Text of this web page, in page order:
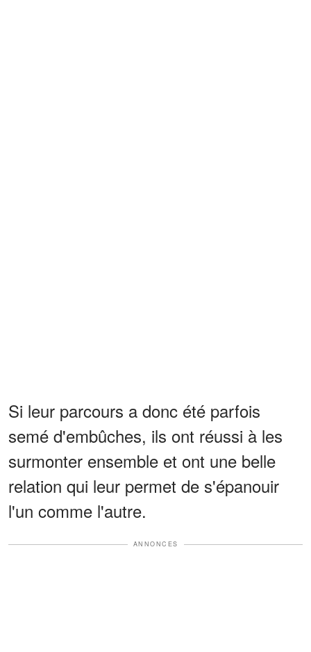
Si leur parcours a donc été parfois
semé d'embûches, ils ont réussi à les
surmonter ensemble et ont une belle
relation qui leur permet de s'épanouir
l'un comme l'autre.
ANNONCES